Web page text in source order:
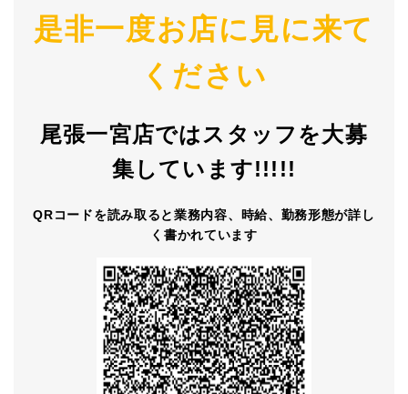
是非一度お店に見に来て
ください
尾張一宮店ではスタッフを大募
集しています!!!!!
QRコードを読み取ると業務内容、時給、勤務形態が詳し
く書かれています